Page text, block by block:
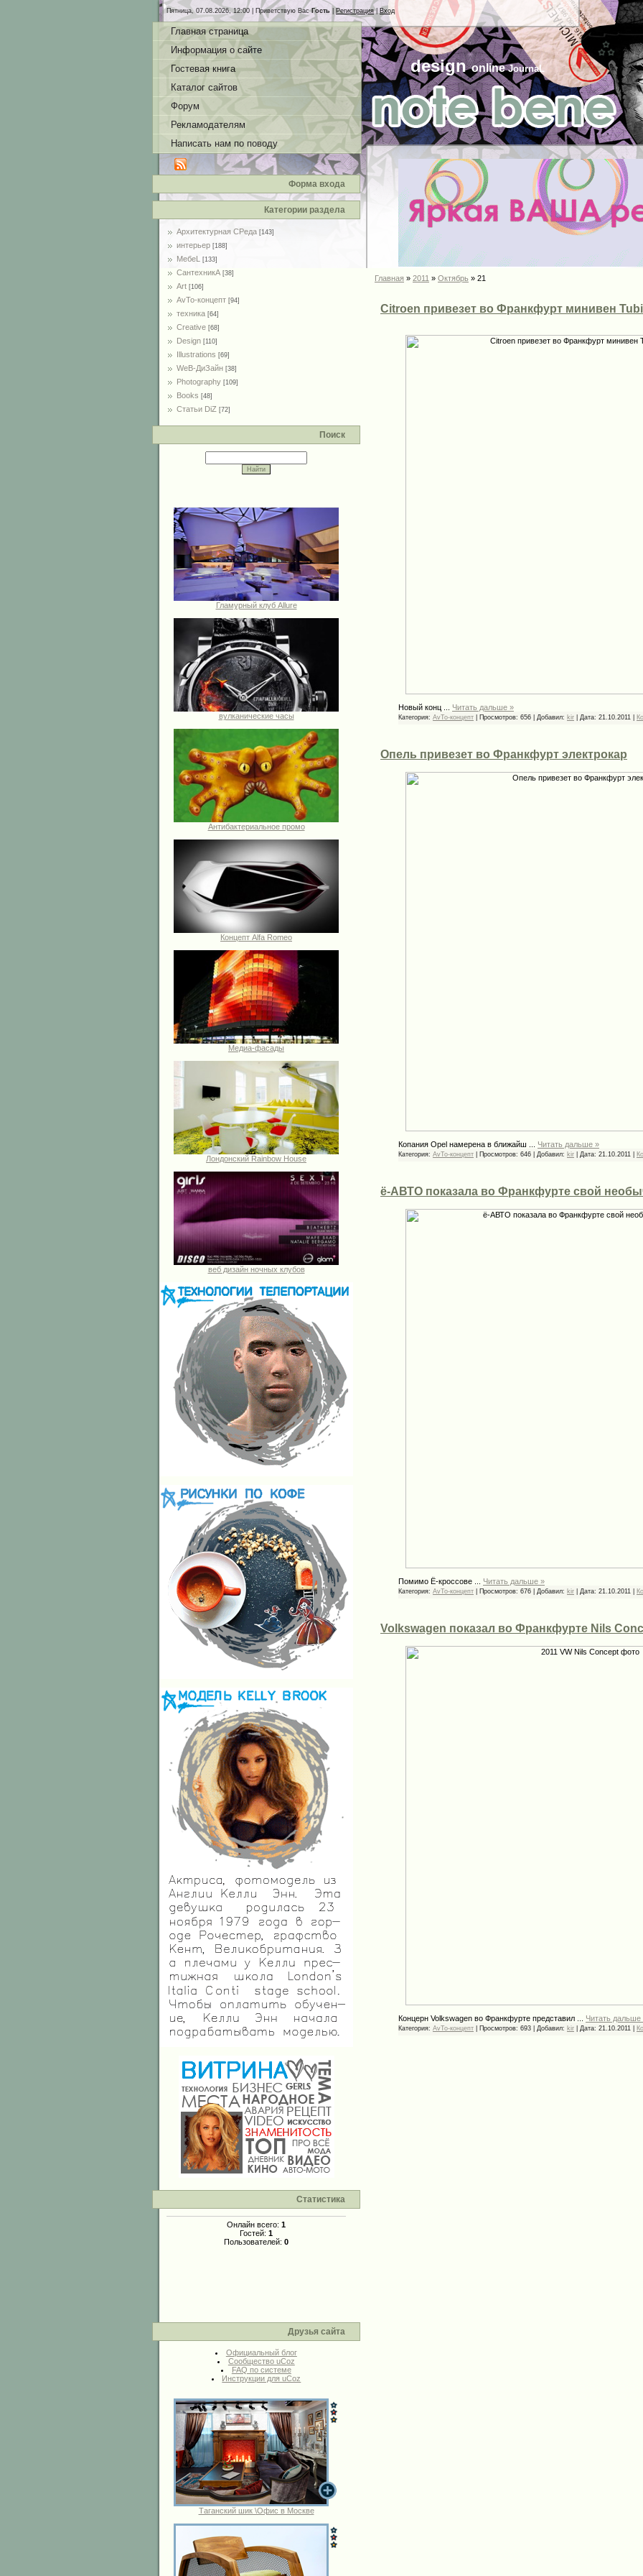
Пятница, 07.08.2026, 12:00 | Приветствую Вас Гость Регистрация| Вход
Главная страница
Информация о сайте
Гостевая книга
Каталог сайтов
Форум
Рекламодателям
Написать нам по поводу
Форма входа
Категории раздела
Архитектурная СРеда [143]
интерьер [188]
MебеL [133]
СантехникА [38]
Art [106]
AvTo-концепт [94]
техника [64]
Creative [68]
Design [110]
Illustrations [69]
WeB-ДиЗайн [38]
Photography [109]
Books [48]
Статьи DiZ [72]
Поиск
Гламурный клуб Allure
вулканические часы
Антибактериальное промо
Концепт Alfa Romeo
Медиа-фасады
Лондонский Rainbow House
веб дизайн ночных клубов
Статистика
Онлайн всего: 1
Гостей: 1
Пользователей: 0
Друзья сайта
Официальный блог
Сообщество uCoz
FAQ по системе
Инструкции для uCoz
Таганский шик \Офис в Москве
design onlineJournaL
Главная » 2011 » Октябрь » 21
Citroen привезет во Франкфурт минивен
Новый конц Читать дальше »
Категория: AvTo-концепт Просмотров: 656 Добавил: kir Дата: 21.10.2011
Опель привезет во Франкфурт электрокар
Копания Opel намерена в ближайш Читать дальше »
Категория: AvTo-концепт Просмотров: 646 Добавил: kir Дата: 21.10.2011
ё-АВТО показала во Франкфурте свой
Помимо Ё-кроссове Читать дальше »
Категория: AvTo-концепт Просмотров: 676 Добавил: kir Дата: 21.10.2011
Volkswagen показал во Франкфурте Nils
Концерн Volkswagen во Франкфурте представил Читать дальше
Категория: AvTo-концепт Просмотров: 693 Добавил: kir Дата: 21.10.2011